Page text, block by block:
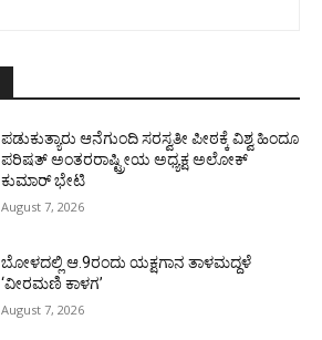
ಪಡುಕುತ್ಯಾರು ಆನೆಗುಂದಿ ಸರಸ್ವತೀ ಪೀಠಕ್ಕೆ ವಿಶ್ವ ಹಿಂದೂ
ಪರಿಷತ್ ಅಂತರರಾಷ್ಟ್ರೀಯ ಅಧ್ಯಕ್ಷ ಅಲೋಕ್
ಕುಮಾರ್ ಭೇಟಿ
August 7, 2026
ಬೋಳದಲ್ಲಿ ಆ.9ರಂದು ಯಕ್ಷಗಾನ ತಾಳಮದ್ದಳೆ
‘ವೀರಮಣಿ ಕಾಳಗ’
August 7, 2026